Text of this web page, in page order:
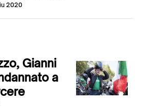
2020
Gianni
a